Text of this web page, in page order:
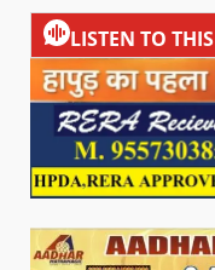
LISTEN TO THIS